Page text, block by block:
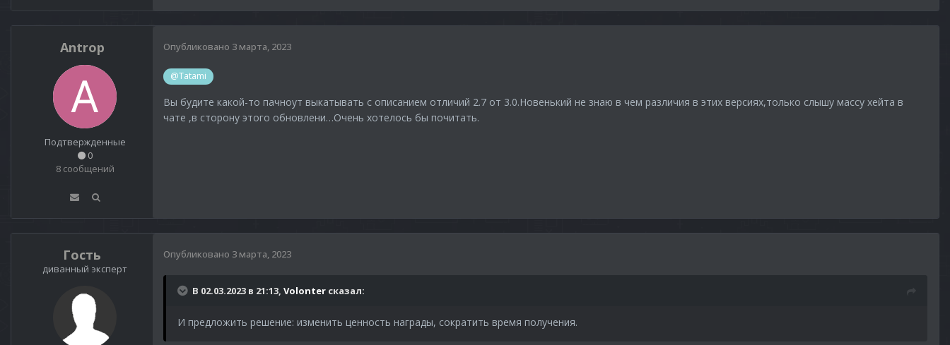
Antrop
Подтвержденные
0
8 сообщений
Опубликовано 3 марта, 2023
@Tatami
Вы будите какой-то пачноут выкатывать с описанием отличий 2.7 от 3.0.Новенький не знаю в чем различия в этих версиях,только слышу массу хейта в
чате ,в сторону этого обновлени…Очень хотелось бы почитать.
Гость
диванный эксперт
Опубликовано 3 марта, 2023
В 02.03.2023 в 21:13, Volonter сказал:
И предложить решение: изменить ценность награды, сократить время получения.